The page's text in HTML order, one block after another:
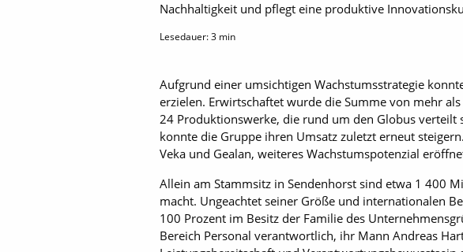
Nachhaltigkeit und pflegt eine produktive
Lesedauer:3 min
Aufgrund einer umsichtigen Wachstumsstrategie
erzielen. Erwirtschaftet wurde die Summe von mehr
24 Produktionswerke, die rund um den Globus verteilt
konnte die Gruppe ihren Umsatz zuletzt erneut
Veka und Gealan, weiteres Wachstumspotenzial
Allein am Stammsitz in Sendenhorst sind etwa 1 400
macht. Ungeachtet seiner Größe und internationalen
100 Prozent im Besitz der Familie des
Bereich Personal verantwortlich, ihr Mann Andreas